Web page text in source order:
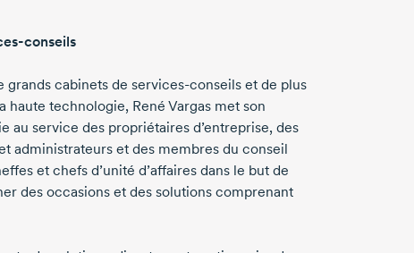
conseils
grands cabinets de services-conseils et de plus
haute technologie, René Vargas met son
service des propriétaires d’entreprise, des
administrateurs et des membres du conseil
et chefs d’unité d’affaires dans le but de
des occasions et des solutions comprenant